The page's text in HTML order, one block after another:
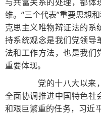
与共富关系的处理，都体
维。“三个代表”重要思想
克思主义唯物辩证法的系
持系统观念是我们党领导
法和工作方法，也是我们
重要体现。
党的十八大以来，
全面协调推进中国特色社
和艰巨繁重的任务，习近